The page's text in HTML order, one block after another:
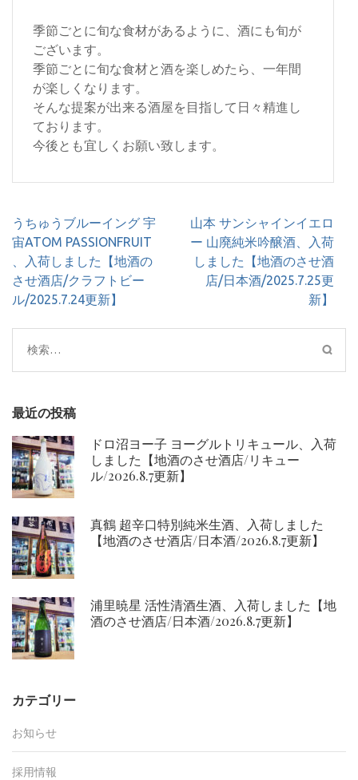
季節ごとに旬な食材があるように、酒にも旬が
ございます。
季節ごとに旬な食材と酒を楽しめたら、一年間
が楽しくなります。
そんな提案が出来る酒屋を目指して日々精進し
ております。
今後とも宜しくお願い致します。
投
稿
ナ
ビ
ゲ
ョ
ン
うちゅうブルーイング 宇
宙ATOM PASSIONFRUIT
、入荷しました【地酒の
させ酒店/クラフトビー
ル/2025.7.24更新】
山本 サンシャインイエロ
ー 山廃純米吟醸酒、入荷
しました【地酒のさせ酒
店/日本酒/2025.7.25更
新】
検
索:
最近の投稿
ドロ沼ヨー子 ヨーグルトリキュール、入荷
しました【地酒のさせ酒店/リキュー
ル/2026.8.7更新】
真鶴 超辛口特別純米生酒、入荷しました
【地酒のさせ酒店/日本酒/2026.8.7更新】
浦里暁星 活性清酒生酒、入荷しました【地
酒のさせ酒店/日本酒/2026.8.7更新】
カテゴリー
お知らせ
採用情報